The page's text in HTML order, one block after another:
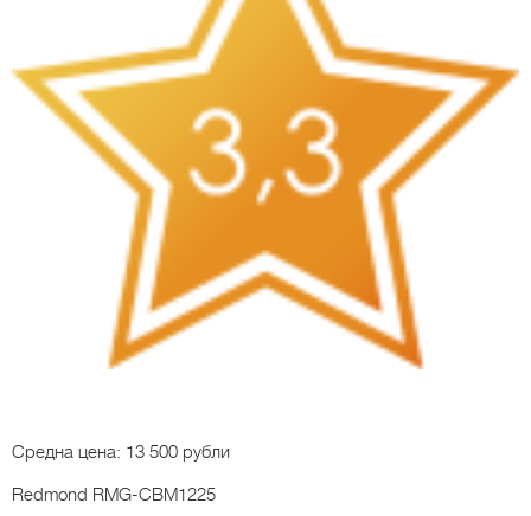
Средна цена: 13 500 рубли
Redmond RMG-CBM1225